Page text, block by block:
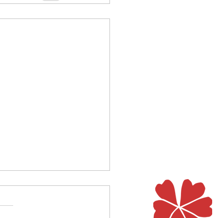
das für eine Nacht?
Lagerlöf erzählt in einer